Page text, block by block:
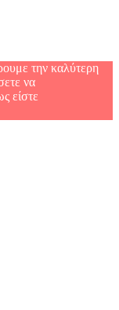
την καλύτερη
να
είστε